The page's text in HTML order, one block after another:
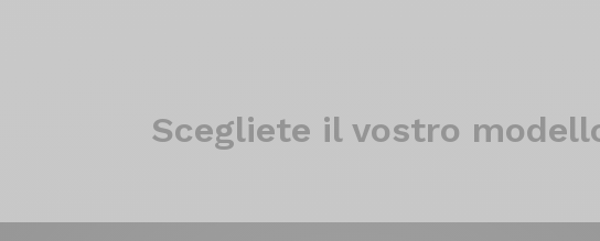
Scegliete ilvostro